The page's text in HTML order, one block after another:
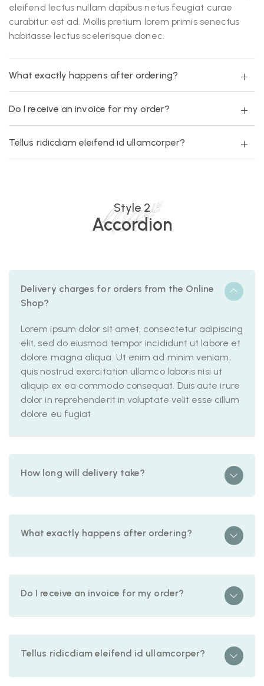
eleifend lectus nullam dapibus netus feugiat curae
curabitur est ad. Mollis pretium lorem primis senectus
habitasse lectus scelerisque donec.
What exactly happens after ordering?
Do I receive an invoice for my order?
Tellus ridicdiam eleifend id ullamcorper?
Style 2
Accordion
Delivery charges for orders from the Online
Shop?
Lorem ipsum dolor sit amet, consectetur adipiscing
elit, sed do eiusmod tempor incididunt ut labore et
dolore magna aliqua. Ut enim ad minim veniam,
quis nostrud exercitation ullamco laboris nisi ut
aliquip ex ea commodo consequat. Duis aute irure
dolor in reprehenderit in voluptate velit esse cillum
dolore eu fugiat
How long will delivery take?
What exactly happens after ordering?
Do I receive an invoice for my order?
Tellus ridicdiam eleifend id ullamcorper?